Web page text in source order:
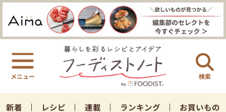
検索
新着 レシピ 連載 ランキング お買いもの